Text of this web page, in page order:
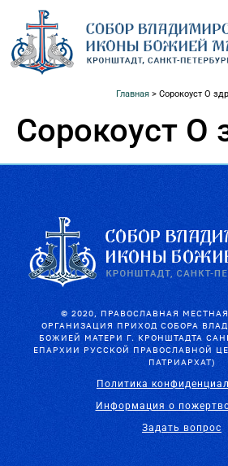
Главная> Сорокоуст О
Сорокоуст О
© 2020, ПРАВОСЛАВНАЯ
ОРГАНИЗАЦИЯ ПРИХОД СОБОРА
БОЖИЕЙ МАТЕРИ Г. КРОНШТАДТА
ЕПАРХИИ РУССКОЙ ПРАВОСЛАВНОЙ
ПАТРИАРХАТ)
Политика
Информация о
Задать вопрос